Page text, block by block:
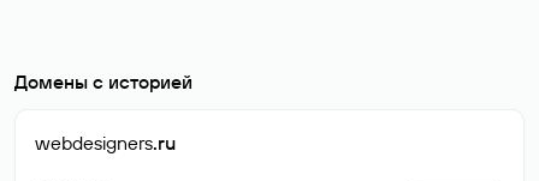
Домены с историей
webdesigners.ru